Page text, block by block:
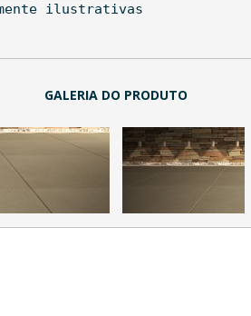
ilustrativas
GALERIA DO PRODUTO